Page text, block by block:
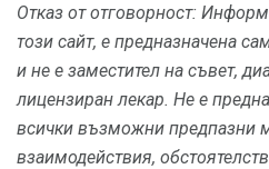
Отказ от отговорност:
този сайт, е предназначена
и не е заместител на съвет,
лицензиран лекар. Не е
всички възможни предпазни
взаимодействия,